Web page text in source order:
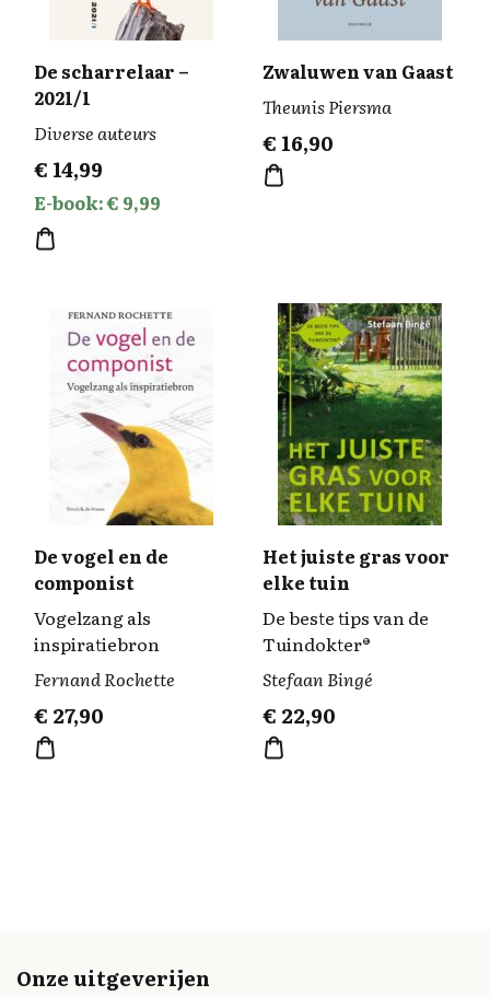
De scharrelaar –
2021/1
Diverse auteurs
€ 14,99
E-book: € 9,99
Zwaluwen van Gaast
Theunis Piersma
€ 16,90
De vogel en de
componist
Vogelzang als
inspiratiebron
Fernand Rochette
€ 27,90
Het juiste gras voor
elke tuin
De beste tips van de
Tuindokter®
Stefaan Bingé
€ 22,90
Onze uitgeverijen